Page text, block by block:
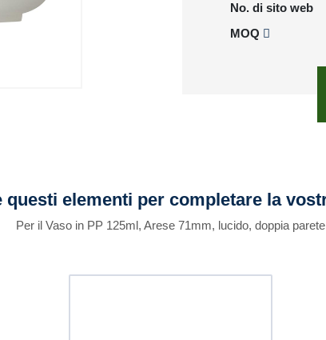
No. di sito web
MOQ
questi elementi per completare la
Per il Vaso in PP 125ml, Arese 71mm, lucido, doppia parete